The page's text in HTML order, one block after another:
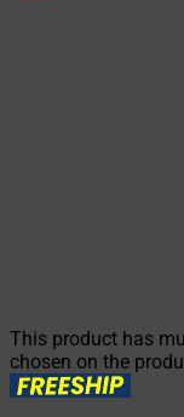
This product has
chosen on the